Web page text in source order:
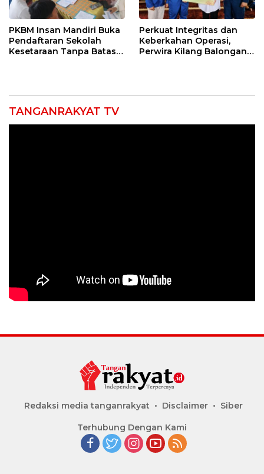
PKBM Insan Mandiri Buka
Pendaftaran Sekolah
Kesetaraan Tanpa Batas
Perkuat Integritas dan
Keberkahan Operasi,
Perwira Kilang Balongan
TANGANRAKYAT TV
Redaksi media tanganrakyat Disclaimer Siber
Terhubung Dengan Kami